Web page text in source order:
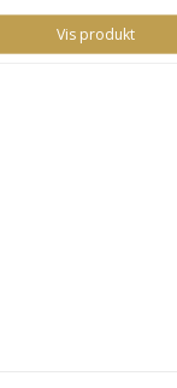
Vis produkt